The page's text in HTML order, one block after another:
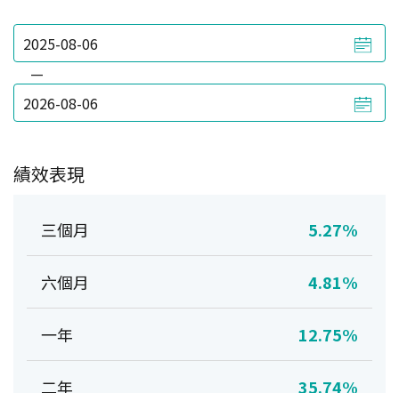
—
績效表現
三個月 5.27%
六個月 4.81%
一年 12.75%
二年 35.74%